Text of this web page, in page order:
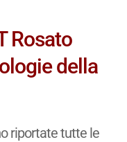
Rosato
della
riportate tutte le